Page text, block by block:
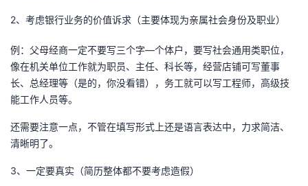
发
者
堂
我
支
持
我
的
我
2、考虑银行业务的价值诉求（主要体现为亲属社会身份及职业）
例：父母经商一定不要写三个字—个体户，要写社会通用类职位，
像在机关单位工作就为职员、主任、科长等，经营店铺可写董事
长、总经理等（是的，你没看错），务工就可以写工程师，高级技
能工作人员等。
还需要注意一点，不管在填写形式上还是语言表达中，力求简洁、
清晰明了。
3、一定要真实（简历整体都不要考虑造假）